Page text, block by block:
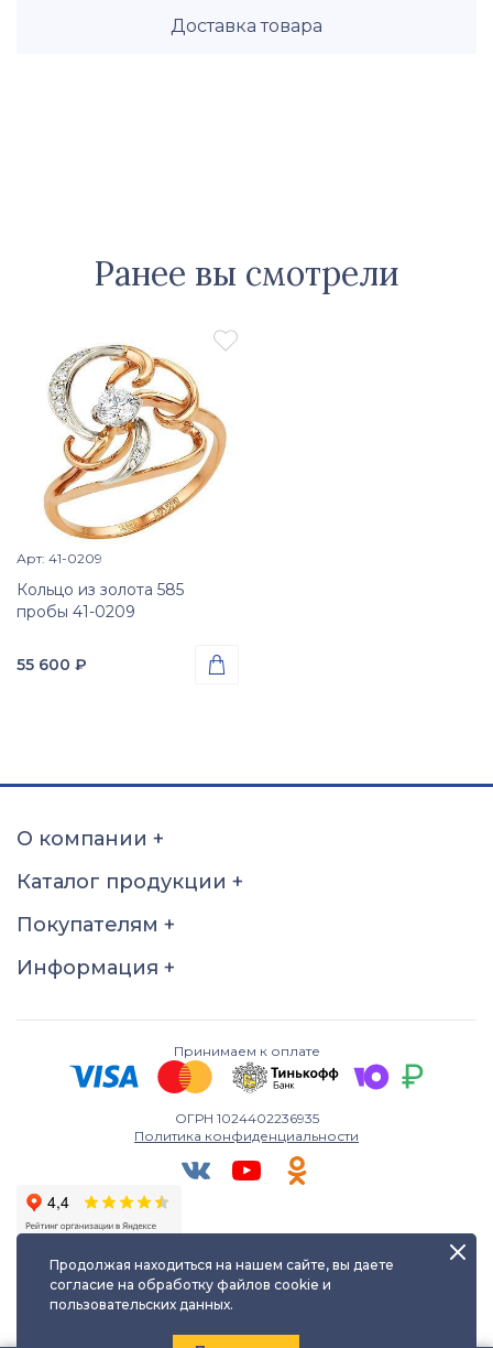
Доставка товара
Ранее вы смотрели

 Просмотр изделия
Арт: 41-0209
Кольцо из золота 585
пробы 41-0209
55 600 ₽ 
вст.)
Размер
О компании +
Каталог продукции +
Покупателям +
Информация +
Принимаем к оплате
ОГРН 1024402236935
Политика конфиденциальности
Любое использование либо копирование материалов сайта
Продолжая находиться на нашем сайте, вы даете
согласие на обработку файлов cookie и
пользовательских данных.